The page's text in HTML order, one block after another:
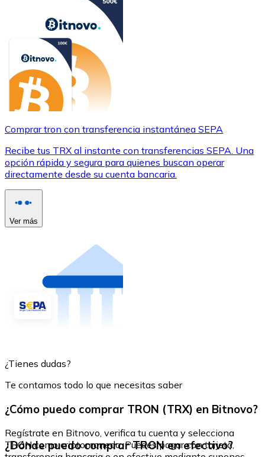
Comprar tron con transferencia instantánea SEPA
Recibe tus TRX al instante con transferencias SEPA. Una
opción rápida y segura para quienes buscan operar
directamente desde su cuenta bancaria.
Ver más
¿Tienes dudas?
Te contamos todo lo que necesitas saber
¿Cómo puedo comprar TRON (TRX) en Bitnovo?
Regístrate en Bitnovo, verifica tu cuenta y selecciona
TRON como criptomoneda. Puedes pagar con tarjeta,
¿Dónde puedo comprar TRON en efectivo?